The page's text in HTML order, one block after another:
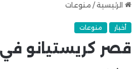
الرئيسية/ منوعات
أخبار منوعات
قصر كريستيانو